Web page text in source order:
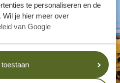
te personaliseren en de
je hier meer over
van Google